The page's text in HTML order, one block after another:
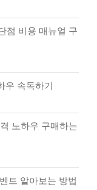
점 비용 매뉴얼 구
우 속독하기
노하우 구매하는
트 알아보는 방법